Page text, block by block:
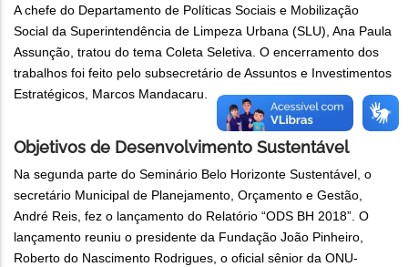
A chefe do Departamento de Políticas Sociais e Mobilização
Social da Superintendência de Limpeza Urbana (SLU), Ana Paula
Assunção, tratou do tema Coleta Seletiva. O encerramento dos
trabalhos foi feito pelo subsecretário de Assuntos e Investimentos
Estratégicos, Marcos Mandacaru.
Objetivos de Desenvolvimento Sustentável
Na segunda parte do Seminário Belo Horizonte Sustentável, o
secretário Municipal de Planejamento, Orçamento e Gestão,
André Reis, fez o lançamento do Relatório “ODS BH 2018”. O
lançamento reuniu o presidente da Fundação João Pinheiro,
Roberto do Nascimento Rodrigues, o oficial sênior da ONU-